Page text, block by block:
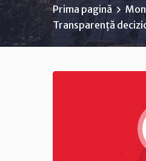
Prima pagină
Transparență